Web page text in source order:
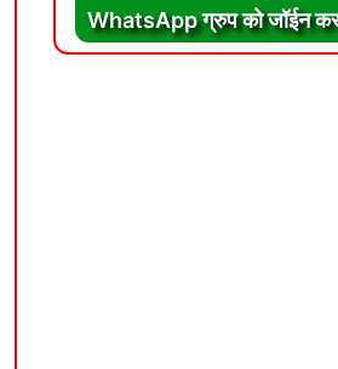
WhatsApp ग्रुप को जॉईन